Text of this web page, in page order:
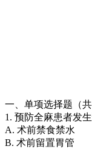
一、单项选择题（共
1. 预防全麻患者发
A. 术前禁食禁水
B. 术前留置胃管